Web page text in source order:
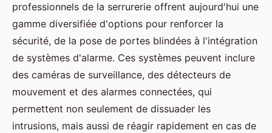
professionnels de la serrurerie offrent aujourd'hui une
gamme diversifiée d'options pour renforcer la
sécurité, de la pose de portes blindées à l'intégration
de systèmes d'alarme. Ces systèmes peuvent inclure
des caméras de surveillance, des détecteurs de
mouvement et des alarmes connectées, qui
permettent non seulement de dissuader les
intrusions, mais aussi de réagir rapidement en cas de